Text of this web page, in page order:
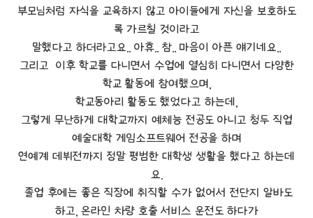
부모님처럼 자식을 교육하지 않고 아이들에게 자신을 보호하도
록 가르칠 것이라고
말했다고 하더라고요.. 아휴.. 참.. 마음이 아픈 얘기네요..
그리고 이후 학교를 다니면서 수업에 열심히 다니면서 다양한
학교 활동에 참여했으며,
학교동아리 활동도 했었다고 하는데,
그렇게 무난하게 대학교까지 예체능 전공도 아니고 청두 직업
예술대학 게임소프트웨어 전공을 하며
연예계 데뷔전까지 정말 평범한 대학생 생활을 했다고 하는데
요.
졸업 후에는 좋은 직장에 취직할 수가 없어서 전단지 알바도
하고, 온라인 차량 호출 서비스 운전도 하다가